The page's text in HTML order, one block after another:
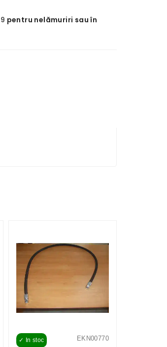
pentru nelămuriri sau în
EKN00770
✓ In stoc